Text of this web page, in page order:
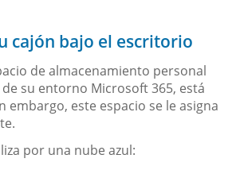
cajón bajo el escritorio
de almacenamiento personal
su entorno Microsoft 365, está
embargo, este espacio se le asigna
por una nube azul: